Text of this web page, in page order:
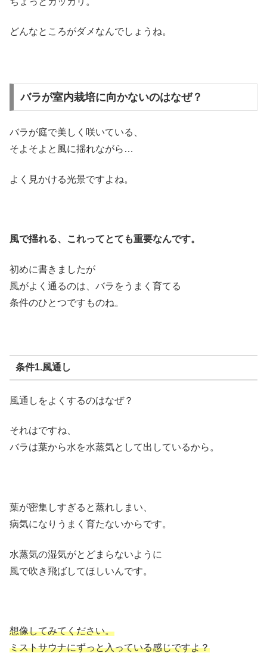
どんなところがダメなんでしょうね。
バラが室内栽培に向かないのはなぜ？
バラが庭で美しく咲いている、
そよそよと風に揺れながら…
よく見かける光景ですよね。
風で揺れる、これってとても重要なんです。
初めに書きましたが
風がよく通るのは、バラをうまく育てる
条件のひとつですものね。
条件1.風通し
風通しをよくするのはなぜ？
それはですね、
バラは葉から水を水蒸気として出しているから。
葉が密集しすぎると蒸れしまい、
病気になりうまく育たないからです。
水蒸気の湿気がとどまらないように
風で吹き飛ばしてほしいんです。
想像してみてください。
ミストサウナにずっと入っている感じですよ？